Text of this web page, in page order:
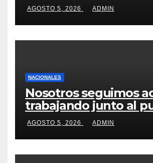
AGOSTO 5, 2026 ADMIN
NACIONALES
Nosotros seguimos
trabajando junto al
AGOSTO 5, 2026 ADMIN